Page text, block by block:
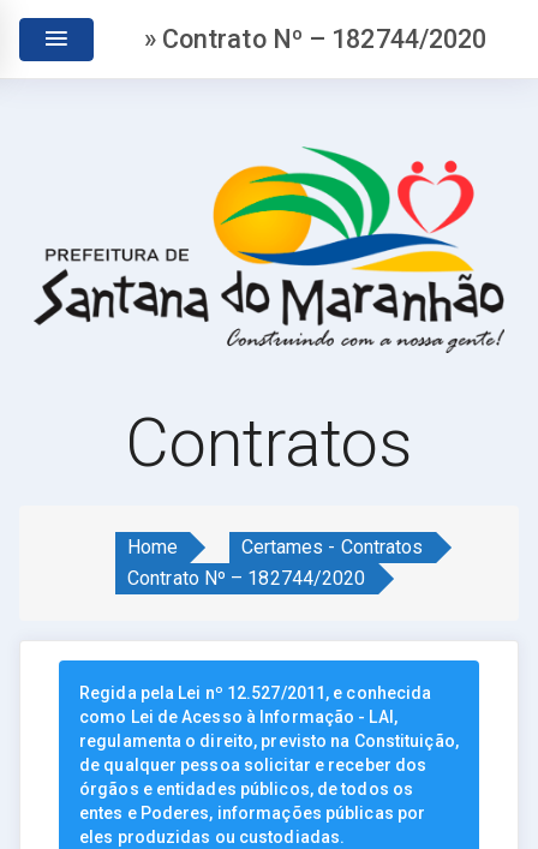
» Contrato Nº – 182744/2020
Contratos
Home
Certames - Contratos
Contrato Nº – 182744/2020
Regida pela Lei nº 12.527/2011, e conhecida
como Lei de Acesso à Informação - LAI,
regulamenta o direito, previsto na Constituição,
de qualquer pessoa solicitar e receber dos
órgãos e entidades públicos, de todos os
entes e Poderes, informações públicas por
eles produzidas ou custodiadas.